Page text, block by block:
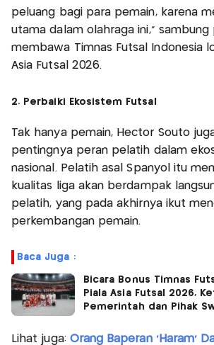
peluang bagi para pemain, karena
utama dalam olahraga ini,”
membawa Timnas Futsal Indonesia
Asia Futsal 2026.
2. Perbaiki Ekosistem Futsal
Tak hanya pemain, Hector Souto
pentingnya peran pelatih dalam
nasional. Pelatih asal Spanyol itu
kualitas liga akan berdampak
pelatih, yang pada akhirnya ikut
perkembangan pemain.
Baca Juga :
Bicara Bonus Timnas
Piala Asia Futsal 2026,
Pemerintah dan Pihak
Lihat juga: Orang Baperan 'Haram'